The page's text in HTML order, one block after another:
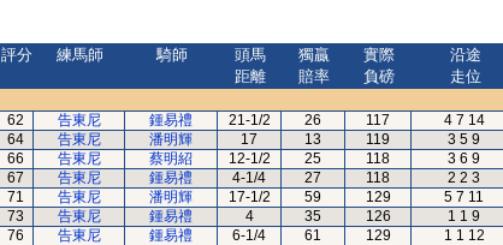
評分 練馬師 騎師
頭馬
距離
獨贏
賠率
實際
負磅
沿途
走位
62 告東尼 鍾易禮 21-1/2 26 117 4 7 14
64 告東尼 潘明輝 17 13 119 3 5 9
66 告東尼 蔡明紹 12-1/2 25 118 3 6 9
67 告東尼 鍾易禮 4-1/4 27 118 2 2 3
71 告東尼 潘明輝 17-1/2 59 129 5 7 11
73 告東尼 鍾易禮 4 35 126 1 1 9
76 告東尼 鍾易禮 6-1/4 61 129 1 1 12